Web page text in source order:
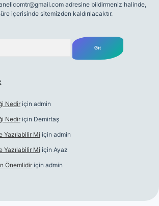
adresine bildirmeniz halinde,
içerisinde sitemizden kaldırılacaktır.
Nedir için admin
Nedir için Demirtaş
Yazılabilir Mi için admin
Yazılabilir Mi için Ayaz
Önemlidir için admin